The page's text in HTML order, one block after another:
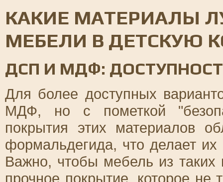
КАКИЕ МАТЕРИАЛЫ
МЕБЕЛИ В ДЕТСКУЮ
ДСП И МДФ:
Для более доступных
МДФ, но с пометкой
покрытия этих материалов
формальдегида, что делает
Важно, чтобы мебель из таких
прочное покрытие, которое не